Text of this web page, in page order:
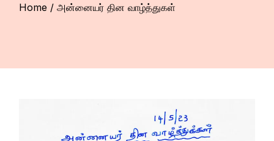
Home அன்னையர் தின வாழ்த்துகள்